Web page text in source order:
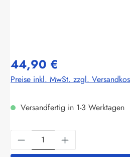
44,90 €
Preise inkl. MwSt. zzgl.
Versandfertig in 1-3 Werktagen
Produkt Anzahl: Gib